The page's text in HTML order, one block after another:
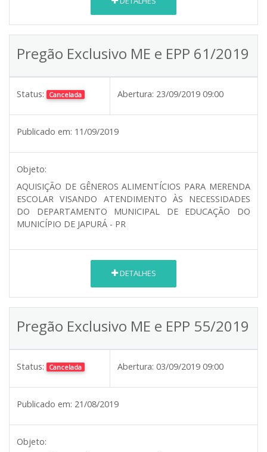
Pregão Exclusivo ME e EPP 61/2019
Status: Cancelada Abertura: 23/09/2019 09:00
Publicado em: 11/09/2019
Objeto:
AQUISIÇÃO DE GÊNEROS ALIMENTÍCIOS PARA MERENDA
ESCOLAR VISANDO ATENDIMENTO ÀS NECESSIDADES
DO DEPARTAMENTO MUNICIPAL DE EDUCAÇÃO DO
MUNICÍPIO DE JAPURÁ - PR
DETALHES
Pregão Exclusivo ME e EPP 55/2019
Status: Cancelada Abertura: 03/09/2019 09:00
Publicado em: 21/08/2019
Objeto: